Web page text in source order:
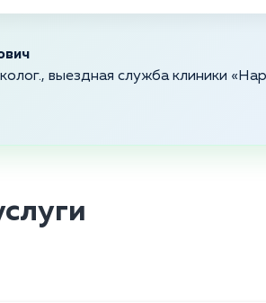
выездная служба клиники